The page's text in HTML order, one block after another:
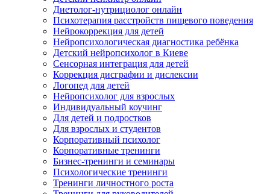
Диетолог-нутрициолог онлайн
Психотерапия расстройств пищевого поведения
Нейрокоррекция для детей
Нейропсихологическая диагностика ребёнка
Детский нейропсихолог в Киеве
Сенсорная интеграция для детей
Коррекция дисграфии и дислексии
Логопед для детей
Нейропсихолог для взрослых
Индивидуальный коучинг
Для детей и подростков
Для взрослых и студентов
Корпоративный психолог
Корпоративные тренинги
Бизнес-тренинги и семинары
Психологические тренинги
Тренинги личностного роста